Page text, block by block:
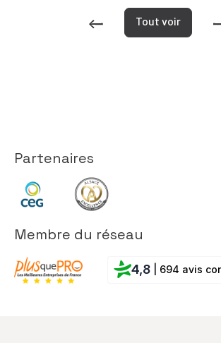
Tout voir
Partenaires
Membre du réseau
4,8 | 694 avis